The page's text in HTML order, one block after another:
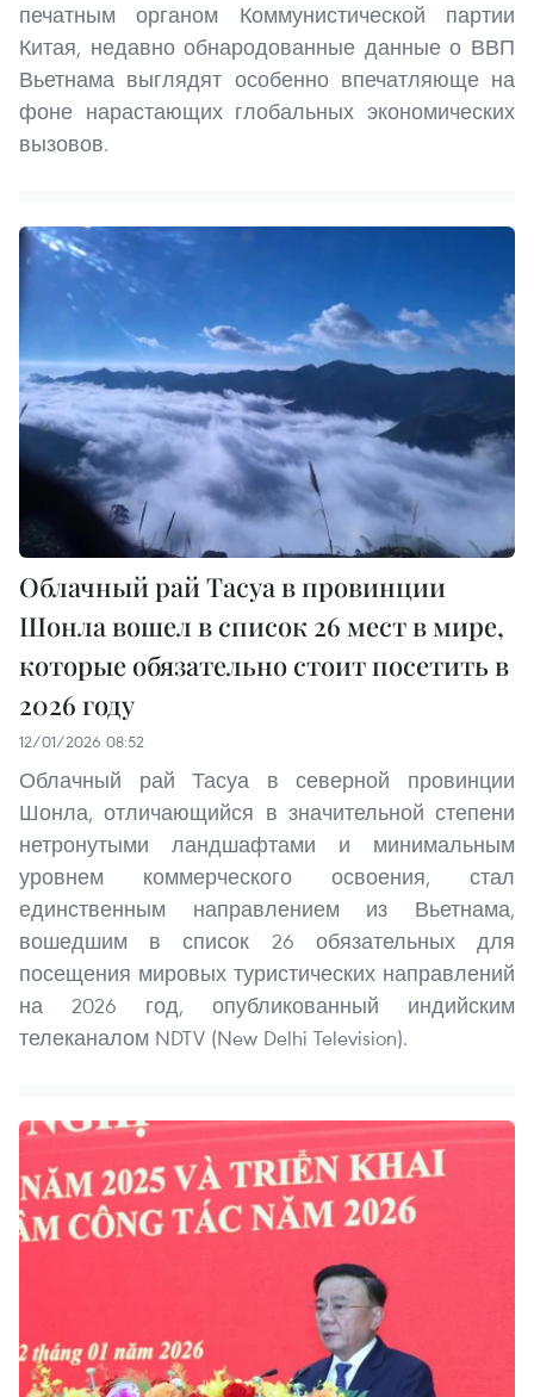
печатным органом Коммунистической партии
Китая, недавно обнародованные данные о ВВП
Вьетнама выглядят особенно впечатляюще на
фоне нарастающих глобальных экономических
вызовов.
Облачный рай Тасуа в провинции
Шонла вошел в список 26 мест в мире,
которые обязательно стоит посетить в
2026 году
12/01/2026 08:52
Облачный рай Тасуа в северной провинции
Шонла, отличающийся в значительной степени
нетронутыми ландшафтами и минимальным
уровнем коммерческого освоения, стал
единственным направлением из Вьетнама,
вошедшим в список 26 обязательных для
посещения мировых туристических направлений
на 2026 год, опубликованный индийским
телеканалом NDTV (New Delhi Television).